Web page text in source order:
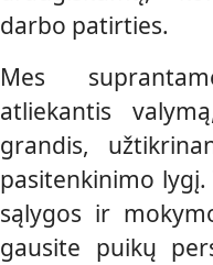
darbo patirties.
Mes
atliekantis
grandis,
pasitenkinimo
sąlygos ir
gausite puikų